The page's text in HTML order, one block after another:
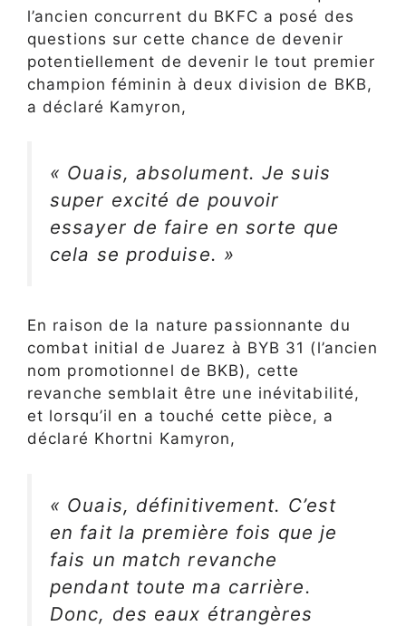
l’ancien concurrent du BKFC a posé des
questions sur cette chance de devenir
potentiellement de devenir le tout premier
champion féminin à deux division de BKB,
a déclaré Kamyron,
« Ouais, absolument. Je suis
super excité de pouvoir
essayer de faire en sorte que
cela se produise. »
En raison de la nature passionnante du
combat initial de Juarez à BYB 31 (l’ancien
nom promotionnel de BKB), cette
revanche semblait être une inévitabilité,
et lorsqu’il en a touché cette pièce, a
déclaré Khortni Kamyron,
« Ouais, définitivement. C’est
en fait la première fois que je
fais un match revanche
pendant toute ma carrière.
Donc, des eaux étrangères